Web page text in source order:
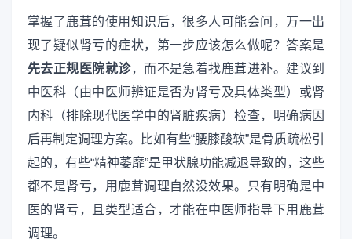
掌握了鹿茸的使用知识后，很多人可能会问，万一出
现了疑似肾亏的症状，第一步应该怎么做呢？答案是
先去正规医院就诊，而不是急着找鹿茸进补。建议到
中医科（由中医师辨证是否为肾亏及具体类型）或肾
内科（排除现代医学中的肾脏疾病）检查，明确病因
后再制定调理方案。比如有些“腰膝酸软”是骨质疏松引
起的，有些“精神萎靡”是甲状腺功能减退导致的，这些
都不是肾亏，用鹿茸调理自然没效果。只有明确是中
医的肾亏，且类型适合，才能在中医师指导下用鹿茸
调理。